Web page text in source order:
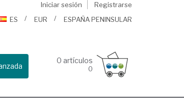
Iniciar sesión
Registrarse
ES
EUR ESPAÑA PENINSULAR
0 artículos
0